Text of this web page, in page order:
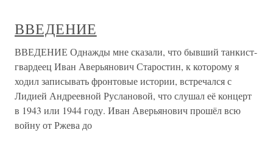
ВВЕДЕНИЕ
ВВЕДЕНИЕ Однажды мне сказали, что бывший танкист-
гвардеец Иван Аверьянович Старостин, к которому я
ходил записывать фронтовые истории, встречался с
Лидией Андреевной Руслановой, что слушал её концерт
в 1943 или 1944 году. Иван Аверьянович прошёл всю
войну от Ржева до